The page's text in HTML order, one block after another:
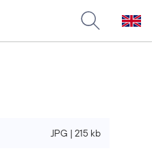
JPG | 215 kb